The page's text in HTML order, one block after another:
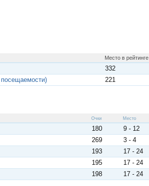
Место в рейтинге
332
221
Очки Место
180
9 - 12
269
3 - 4
193
17 - 24
195
17 - 24
198 17 - 24